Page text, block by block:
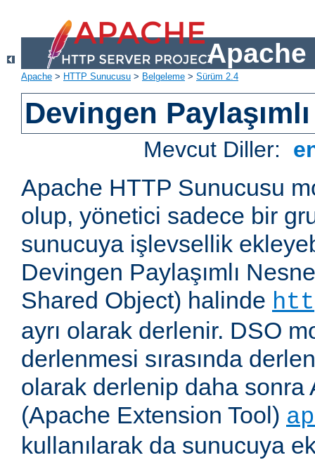
Apache
Apache > HTTP Sunucusu > Belgeleme > Sürüm 2.4
Devingen
Mevcut Diller:
Apache HTTP Sunucusu
olup, yönetici sadece bir
sunucuya işlevsellik
Devingen Paylaşımlı
Shared Object) halinde
ayrı olarak derlenir. DSO
derlenmesi sırasında
olarak derlenip daha sonra
(Apache Extension Tool)
kullanılarak da sunucuya